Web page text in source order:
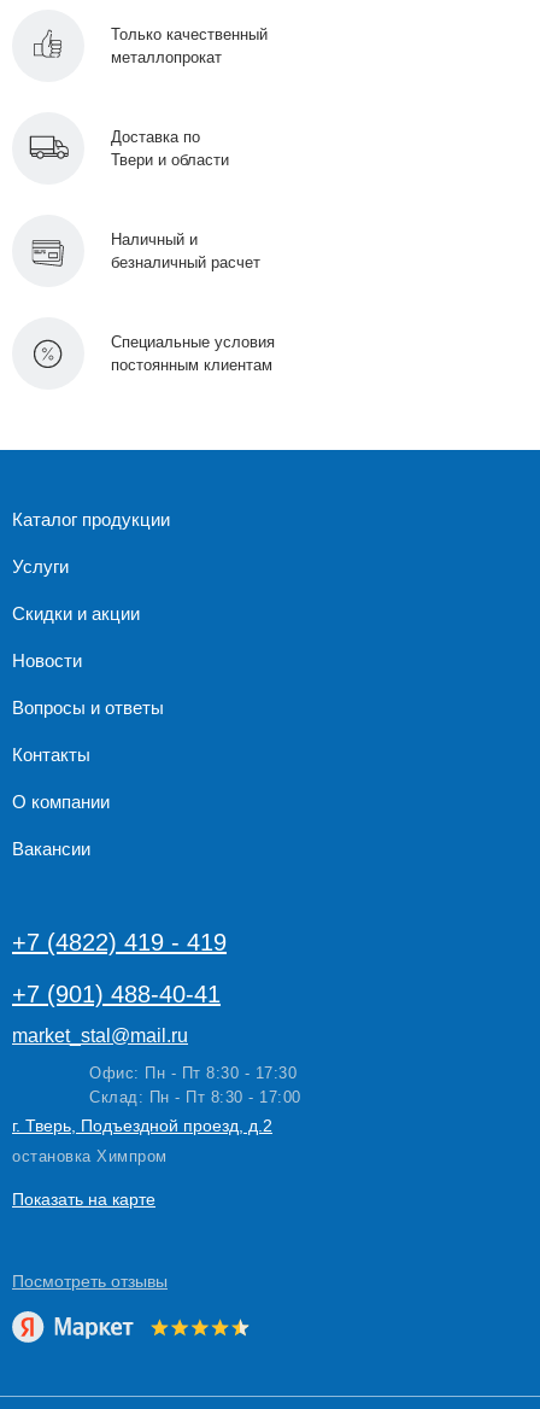
Только качественный
металлопрокат
Доставка по
Твери и области
Специальные условия
постоянным клиентам
Наличный и
безналичный расчет
Каталог продукции
Услуги
Скидки и акции
Новости
Вопросы и ответы
Контакты
О компании
Вакансии
+7 (4822) 419 - 419
+7 (901) 488-40-41
Офис: Пн - Пт 8:30 - 17:30
Склад: Пн - Пт 8:30 - 17:00
остановка Химпром
market_stal@mail.ru
Показать на карте
г. Тверь, Подъездной проезд, д.2
Посмотреть отзывы